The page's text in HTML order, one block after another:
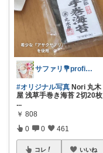
サファリ‎💐profileにてお礼
#オリジナル写真 Nori 丸木
屋 浅草手巻き海苔 2切20枚
...
￥ 808
0 0 461
コレ いいね